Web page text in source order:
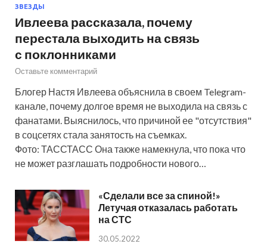
ЗВЕЗДЫ
Ивлеева рассказала, почему
перестала выходить на связь
с поклонниками
Оставьте комментарий
Блогер Настя Ивлеева объяснила в своем Telegram-
канале, почему долгое время не выходила на связь с
фанатами. Выяснилось, что причиной ее "отсутствия"
в соцсетях стала занятость на съемках.
Фото: ТАССТАСС Она также намекнула, что пока что
не может разглашать подробности нового…
«Сделали все за спиной!»
Летучая отказалась работать
на СТС
30.05.2022